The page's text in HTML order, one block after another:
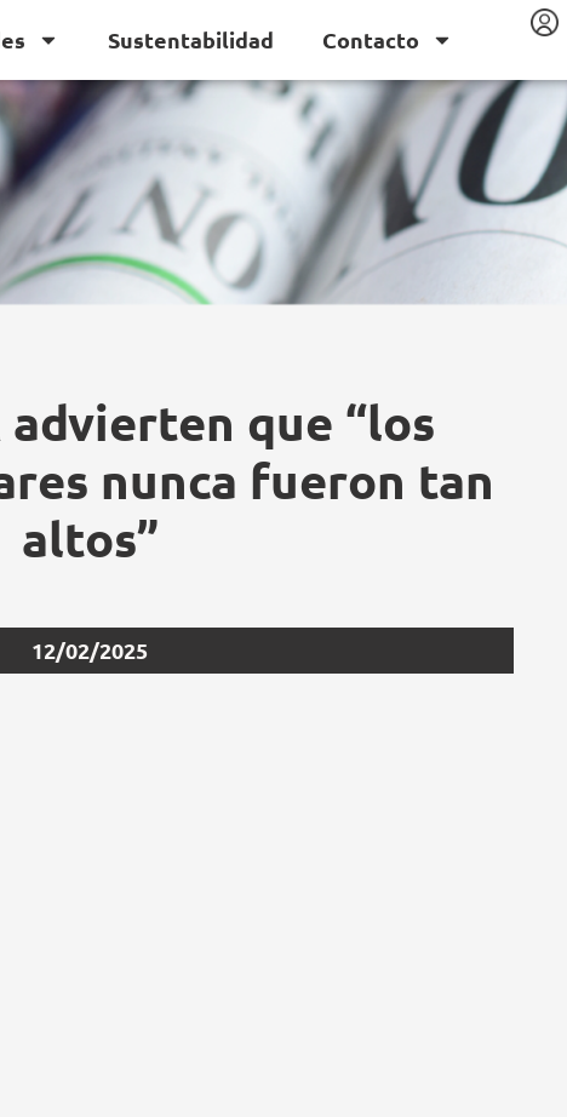
Sustentabilidad Contacto
advierten que “los
nunca fueron tan
altos”
12/02/2025